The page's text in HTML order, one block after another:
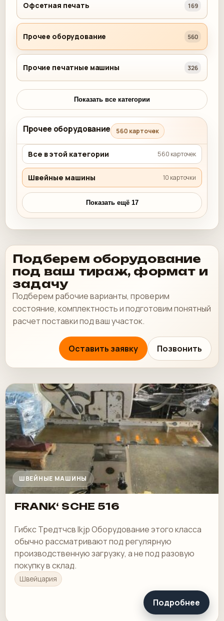
Офсетная печать 169
Прочее оборудование 560
Прочие печатные машины 326
Показать все категории
Прочее оборудование 560 карточек
Все в этой категории 560 карточек
Швейные машины 10 карточки
Показать ещё 17
Подберем оборудование
под ваш тираж, формат и
задачу
Подберем рабочие варианты, проверим
состояние, комплектность и подготовим понятный
расчет поставки под ваш участок.
Оставить заявку Позвонить
ШВЕЙНЫЕ МАШИНЫ
FRANK‘ SCHE 516
Гибкс Тредтчсв Ikjp Оборудование этого класса
обычно рассматривают под регулярную
производственную загрузку, а не под разовую
покупку в склад.
Швейцария
Подробнее